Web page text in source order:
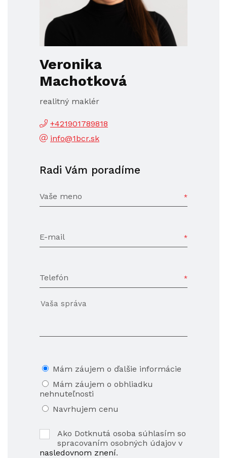
Veronika
Machotková
realitný maklér
+421901789818
info@1bcr.sk
Radi Vám poradíme
Vaše meno
E-mail
Telefón
Mám záujem o ďalšie informácie
Mám záujem o obhliadku
nehnuteľnosti
Navrhujem cenu
Ako Dotknutá osoba súhlasím so
spracovaním osobných údajov v
nasledovnom znení.